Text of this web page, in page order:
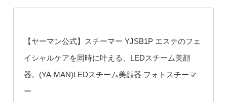
【ヤーマン公式】スチーマー YJSB1P エステのフェ
イシャルケアを同時に叶える、LEDスチーム美顔
器。(YA-MAN)LEDスチーム美顔器 フォトスチーマ
ー